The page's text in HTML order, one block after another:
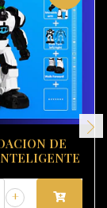
DE
+